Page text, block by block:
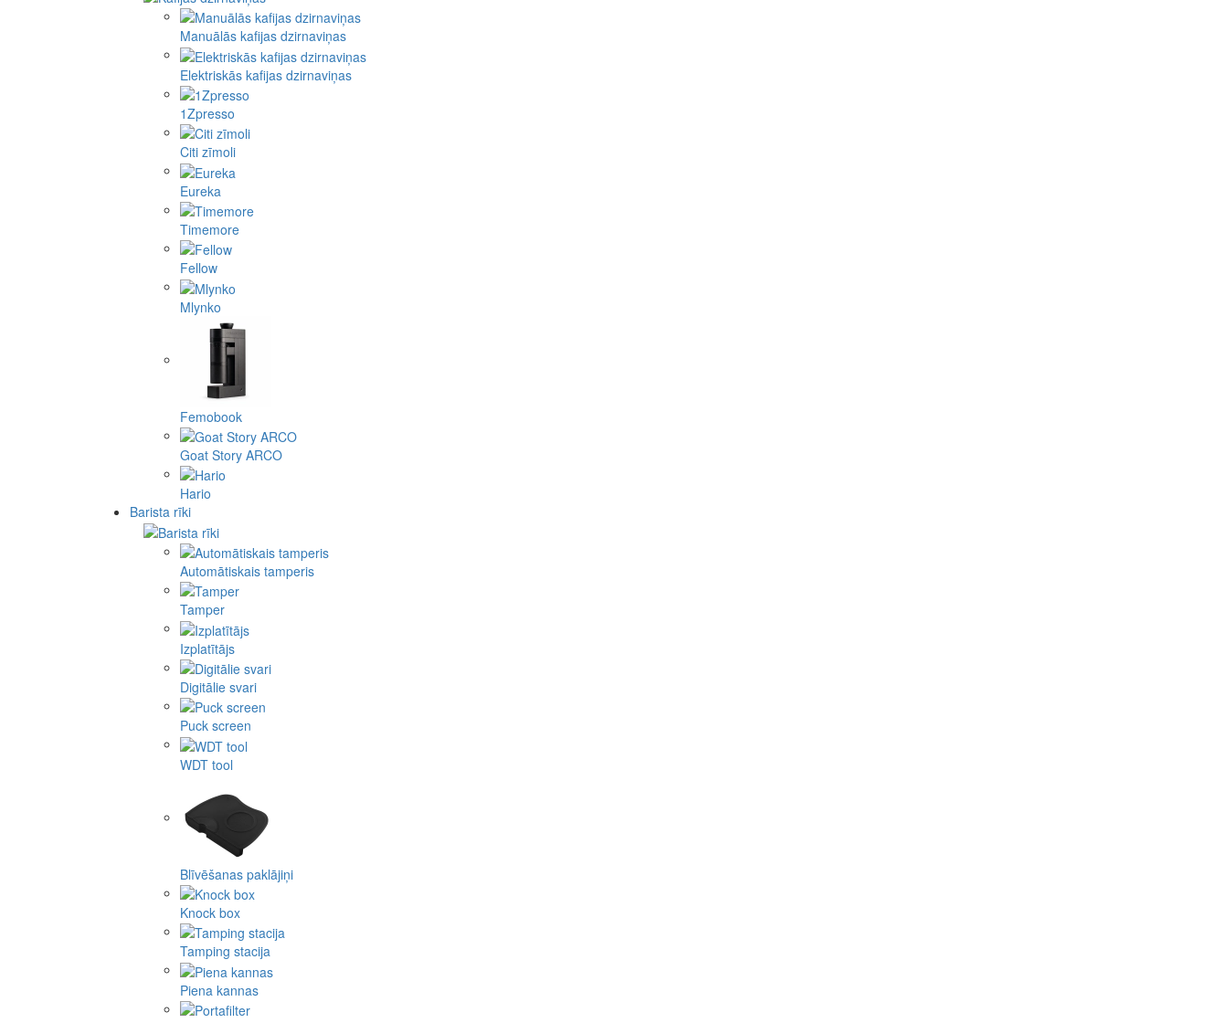
Manuālās kafijas dzirnaviņas
Elektriskās kafijas dzirnaviņas
1Zpresso
Citi zīmoli
Eureka
Timemore
Fellow
Mlynko
Femobook
Goat Story ARCO
Hario
Barista rīki
Automātiskais tamperis
Tamper
Izplatītājs
Digitālie svari
Puck screen
WDT tool
Blīvēšanas paklājiņi
Knock box
Tamping stacija
Piena kannas